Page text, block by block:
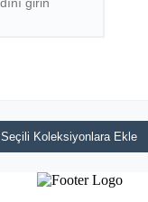
Seçili Koleksiyonlara Ekle